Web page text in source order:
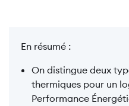
En résumé :
On distingue deux
thermiques pour un
Performance